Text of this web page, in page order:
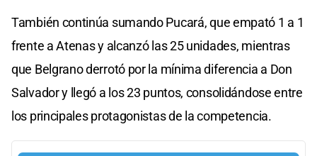
También continúa sumando Pucará, que empató 1 a 1
frente a Atenas y alcanzó las 25 unidades, mientras
que Belgrano derrotó por la mínima diferencia a Don
Salvador y llegó a los 23 puntos, consolidándose entre
los principales protagonistas de la competencia.